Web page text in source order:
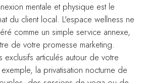
mentale et physique est le
du client local. L'espace wellness ne
comme un simple service annexe,
de votre promesse marketing.
articulés autour de votre
la privatisation nocturne de